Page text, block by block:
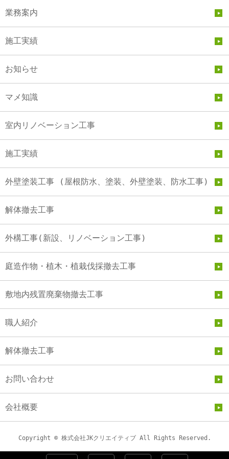
業務案内
施工実績
お知らせ
マメ知識
室内リノベーション工事
施工実績
外壁塗装工事 (屋根防水、塗装、外壁塗装、防水工事)
解体撤去工事
外構工事(新設、リノベーション工事)
庭造作物・植木・植栽伐採撤去工事
敷地内残置廃棄物撤去工事
職人紹介
解体撤去工事
お問い合わせ
会社概要
Copyright © 株式会社JKクリエイティブ All Rights Reserved.